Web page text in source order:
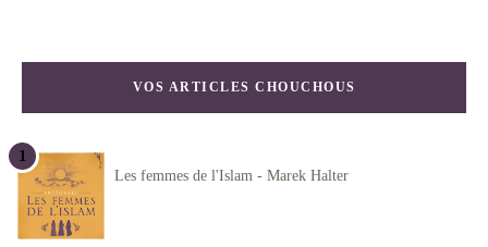
VOS ARTICLES CHOUCHOUS
Les femmes de l'Islam - Marek Halter